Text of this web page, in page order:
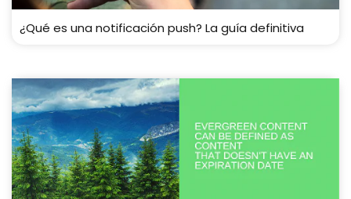
¿Qué es una notificación push? La guía definitiva